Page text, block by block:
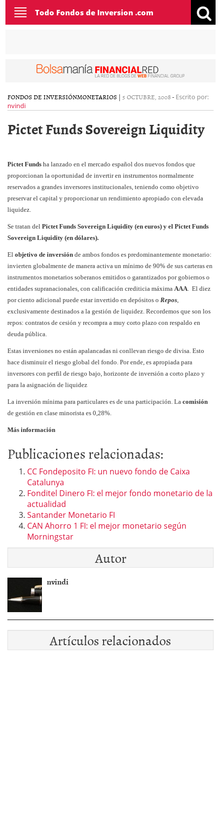
Toggle
navigation
Todo Fondos de Inversion .com
FONDOS DE INVERSIÓNMONETARIOS | 5 OCTUBRE, 2008- Escrito por:
nvindi
Pictet Funds Sovereign Liquidity
Pictet Funds ha lanzado en el mercado español dos nuevos fondos que
proporcionan la oportunidad de invertir en instrumentos normalmente
reservados a grandes inversores institucionales, teniendo como objetivo
preservar el capital y proporcionar un rendimiento apropiado con elevada
liquidez.
Se tratan del Pictet Funds Sovereign Liquidity (en euros) y el Pictet Funds
Sovereign Liquidity (en dólares).
El objetivo de inversión de ambos fondos es predominantemente monetario:
invierten globalmente de manera activa un mínimo de 90% de sus carteras en
instrumentos monetarios soberanos emitidos o garantizados por gobiernos o
entidades supranacionales, con calificación crediticia máxima AAA. El diez
por ciento adicional puede estar invertido en depósitos o Repos,
exclusivamente destinados a la gestión de liquidez. Recordemos que son los
repos: contratos de cesión y recompra a muy corto plazo con respaldo en
deuda pública.
Estas inversiones no están apalancadas ni conllevan riesgo de divisa. Esto
hace disminuir el riesgo global del fondo. Por ende, es apropiada para
inversores con perfil de riesgo bajo, horizonte de inversión a corto plazo y
para la asignación de liquidez
La inversión mínima para particulares es de una participación. La comisión
de gestión en clase minorista es 0,28%.
Más información
Publicaciones relacionadas:
CC Fondeposito FI: un nuevo fondo de Caixa
Catalunya
Fonditel Dinero FI: el mejor fondo monetario de la
actualidad
Santander Monetario FI
CAN Ahorro 1 FI: el mejor monetario según
Morningstar
Autor
nvindi
Artículos relacionados